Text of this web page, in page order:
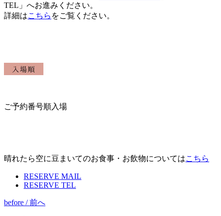
TEL」へお進みください。
詳細はこちら をご覧ください。
ご予約番号順入場
晴れたら空に豆まいてのお食事・お飲物についてはこちら
RESERVE MAIL
RESERVE TEL
before / 前へ